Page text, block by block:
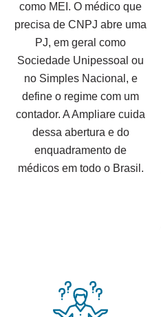
como MEI. O médico que
precisa de CNPJ abre uma
PJ, em geral como
Sociedade Unipessoal ou
no Simples Nacional, e
define o regime com um
contador. A Ampliare cuida
dessa abertura e do
enquadramento de
médicos em todo o Brasil.